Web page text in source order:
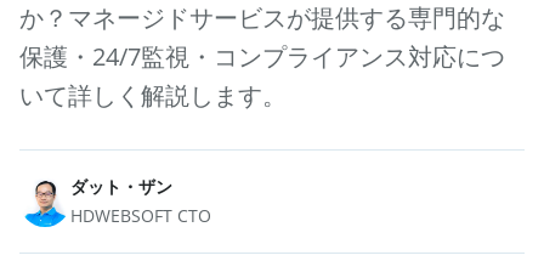
か？マネージドサービスが提供する専門的な
保護・24/7監視・コンプライアンス対応につ
いて詳しく解説します。
ダット・ザン
HDWEBSOFT CTO